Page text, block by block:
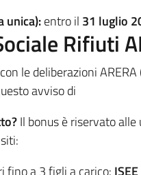
unica):entro il 31 luglio
Rifiuti
le deliberazioni
avviso di
Il bonus è riservato alle
fino a 3 figli a carico: